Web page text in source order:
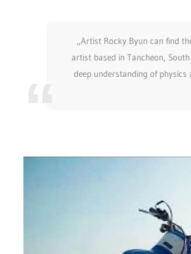
„Artist Rocky Byun can find
artist based in Tancheon,
deep understanding of